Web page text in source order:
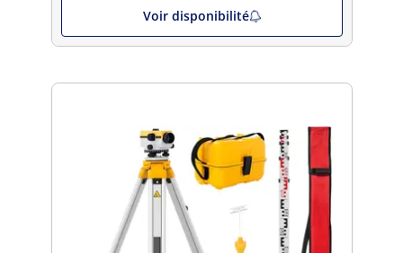
Voir disponibilité